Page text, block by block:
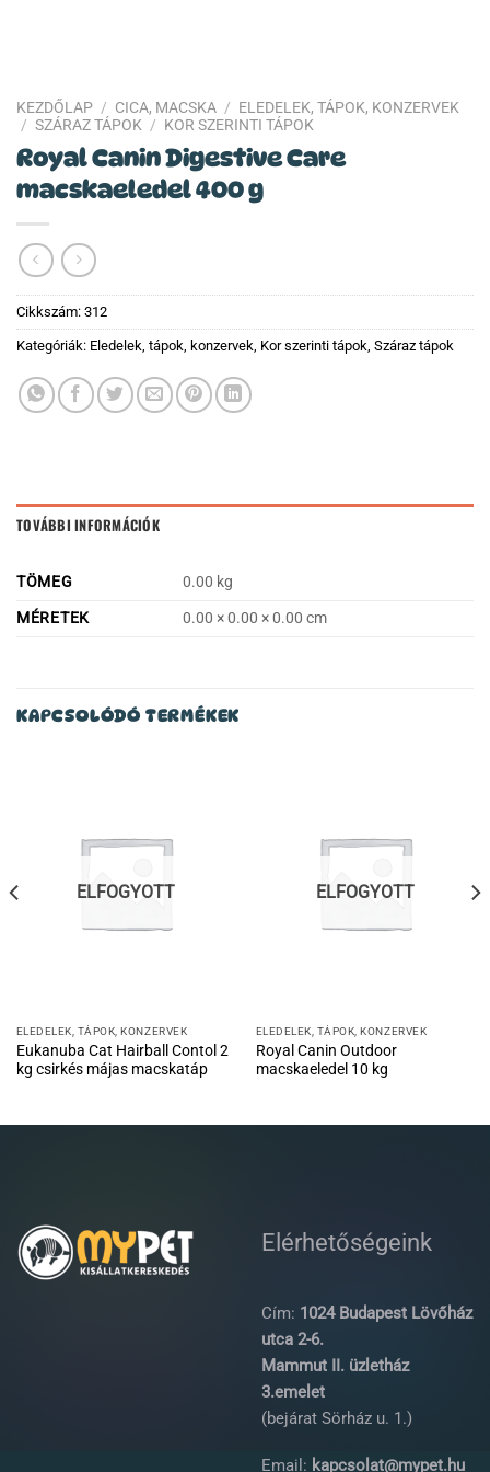
KEZDŐLAP / CICA, MACSKA / ELEDELEK, TÁPOK, KONZERVEK
/ SZÁRAZ TÁPOK / KOR SZERINTI TÁPOK
Royal Canin Digestive Care
macskaeledel 400 g
Cikkszám: 312
Kategóriák: Eledelek, tápok, konzervek, Kor szerinti tápok, Száraz tápok
TOVÁBBI INFORMÁCIÓK
TÖMEG
0.00 kg
MÉRETEK
0.00 × 0.00 × 0.00 cm
KAPCSOLÓDÓ TERMÉKEK
ELFOGYOTT
ELEDELEK, TÁPOK, KONZERVEK
Eukanuba Cat Hairball Contol 2
kg csirkés májas macskatáp
ELFOGYOTT
ELEDELEK, TÁPOK, KONZERVEK
Royal Canin Outdoor
macskaeledel 10 kg
Elérhetőségeink
Cím: 1024 Budapest Lövőház
utca 2-6.
Mammut II. üzletház
3.emelet
(bejárat Sörház u. 1.)
Email: kapcsolat@mypet.hu